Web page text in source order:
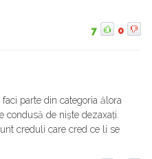
7 0
parte din categoria ălora
condusă de niște dezaxați.
creduli care cred ce li se